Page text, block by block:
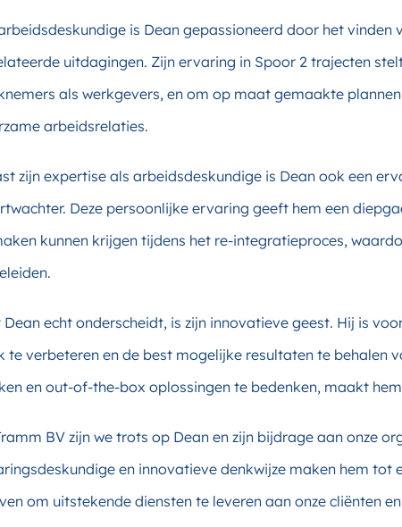
is Dean gepassioneerd door het
uitdagingen. Zijn ervaring in Spoor 2 trajecten
als werkgevers, en om op maat gemaakte
arbeidsrelaties.
zijn expertise als arbeidsdeskundige is Dean ook een
Deze persoonlijke ervaring geeft hem een
kunnen krijgen tijdens het re-integratieproces,
Dean echt onderscheidt, is zijn innovatieve geest. Hij is
te verbeteren en de best mogelijke resultaten te behalen
en out-of-the-box oplossingen te bedenken, maakt
BV zijn we trots op Dean en zijn bijdrage aan onze
en innovatieve denkwijze maken hem tot
om uitstekende diensten te leveren aan onze cliënten